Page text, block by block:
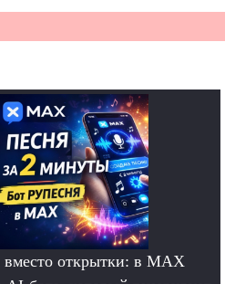
вместо открытки: в MAX